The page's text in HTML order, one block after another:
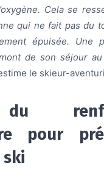
Cela se
qui ne fait pas du
épuisée. Une
de son séjour
le skieur-
pour
ski